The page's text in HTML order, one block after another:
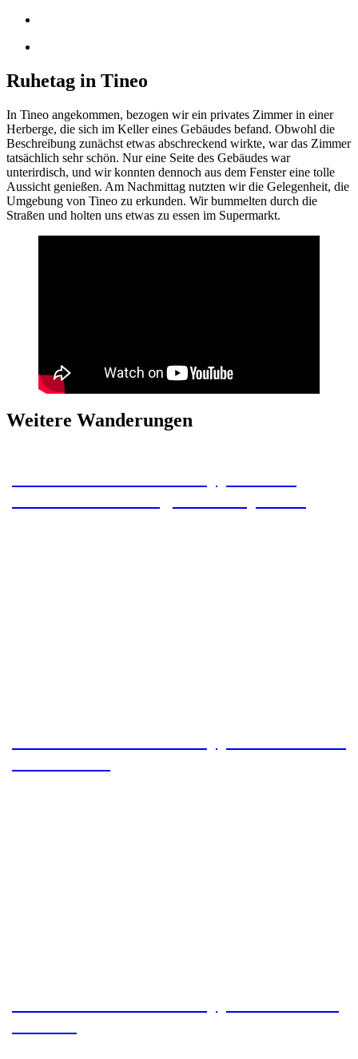
Ruhetag in Tineo
In Tineo angekommen, bezogen wir ein privates Zimmer in einer
Herberge, die sich im Keller eines Gebäudes befand. Obwohl die
Beschreibung zunächst etwas abschreckend wirkte, war das Zimmer
tatsächlich sehr schön. Nur eine Seite des Gebäudes war
unterirdisch, und wir konnten dennoch aus dem Fenster eine tolle
Aussicht genießen. Am Nachmittag nutzten wir die Gelegenheit, die
Umgebung von Tineo zu erkunden. Wir bummelten durch die
Straßen und holten uns etwas zu essen im Supermarkt.
Weitere Wanderungen